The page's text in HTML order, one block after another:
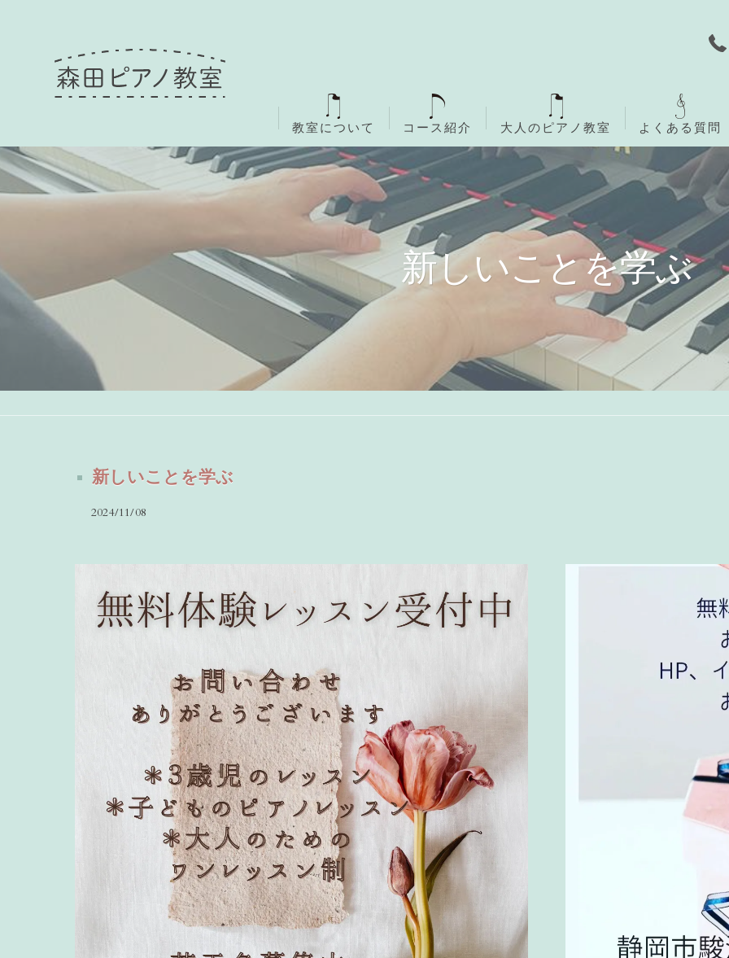
教室について コース紹介
無料体験レッスン
ご入会までの流れ
大人のピアノ教室 よくある質問
新しいことを学ぶ
新しいことを学ぶ
2024/11/08